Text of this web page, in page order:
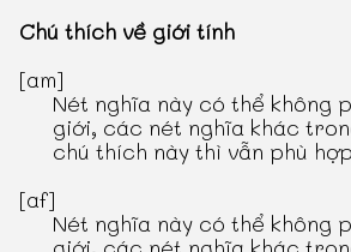
Chú thích về giới tính
[am]
Nét nghĩa này có thể không
giới, các nét nghĩa khác
chú thích này thì vẫn phù
[af]
Nét nghĩa này có thể không